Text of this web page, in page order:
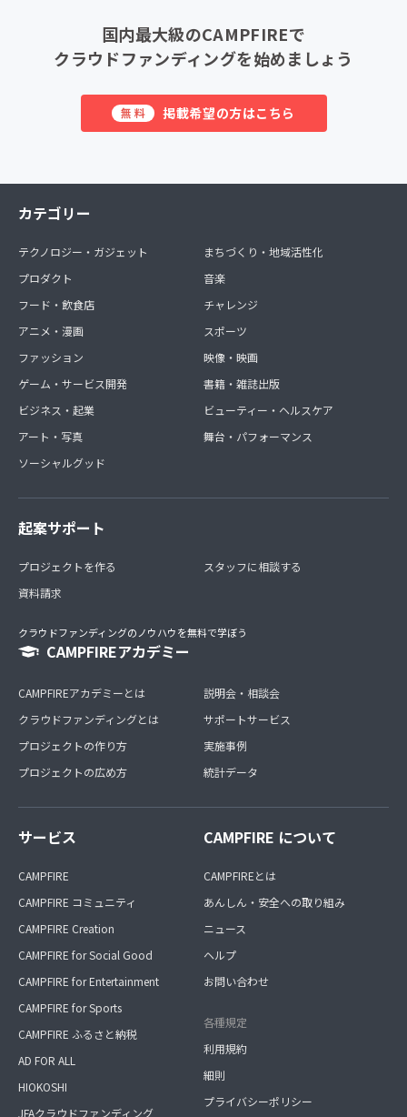
国内最大級のCAMPFIREで
クラウドファンディングを始めましょう
無料 掲載希望の方はこちら
カテゴリー
テクノロジー・ガジェット
プロダクト
フード・飲食店
アニメ・漫画
ファッション
ゲーム・サービス開発
ビジネス・起業
アート・写真
ソーシャルグッド
まちづくり・地域活性化
音楽
チャレンジ
スポーツ
映像・映画
書籍・雑誌出版
ビューティー・ヘルスケア
舞台・パフォーマンス
起案サポート
プロジェクトを作る
資料請求
スタッフに相談する
クラウドファンディングのノウハウを無料で学ぼう
CAMPFIREアカデミー
CAMPFIREアカデミーとは
クラウドファンディングとは
プロジェクトの作り方
プロジェクトの広め方
説明会・相談会
サポートサービス
実施事例
統計データ
サービス
CAMPFIRE
CAMPFIRE コミュニティ
CAMPFIRE Creation
CAMPFIRE for Social Good
CAMPFIRE for Entertainment
CAMPFIRE for Sports
CAMPFIRE ふるさと納税
AD FOR ALL
HIOKOSHI
JFAクラウドファンディング
CAMPFIRE について
CAMPFIREとは
あんしん・安全への取り組み
ニュース
ヘルプ
お問い合わせ
各種規定
利用規約
細則
プライバシーポリシー